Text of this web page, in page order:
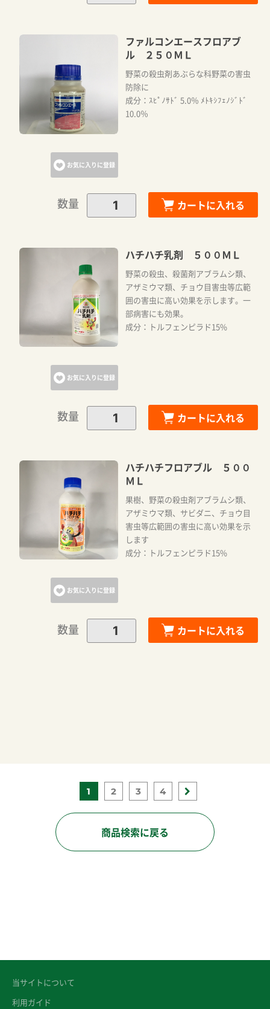
お気に入りに登録
ファルコンエースフロアブ
ル ２５０ＭＬ
野菜の殺虫剤あぶらな科野菜の害虫
防除に
成分：ｽﾋﾟﾉｻﾄﾞ 5.0％ ﾒﾄｷｼﾌｪﾉｼﾞﾄﾞ
10.0％
数量 カートに入れる
お気に入りに登録
ハチハチ乳剤 ５００ＭＬ
野菜の殺虫、殺菌剤アブラムシ類、
アザミウマ類、チョウ目害虫等広範
囲の害虫に高い効果を示します。一
部病害にも効果。
成分：トルフェンピラド15%
数量 カートに入れる
お気に入りに登録
ハチハチフロアブル ５００
ＭＬ
果樹、野菜の殺虫剤アブラムシ類、
アザミウマ類、サビダニ、チョウ目
害虫等広範囲の害虫に高い効果を示
します
成分：トルフェンピラド15%
数量 カートに入れる
1 2 3 4
商品検索に戻る
当サイトについて
利用ガイド